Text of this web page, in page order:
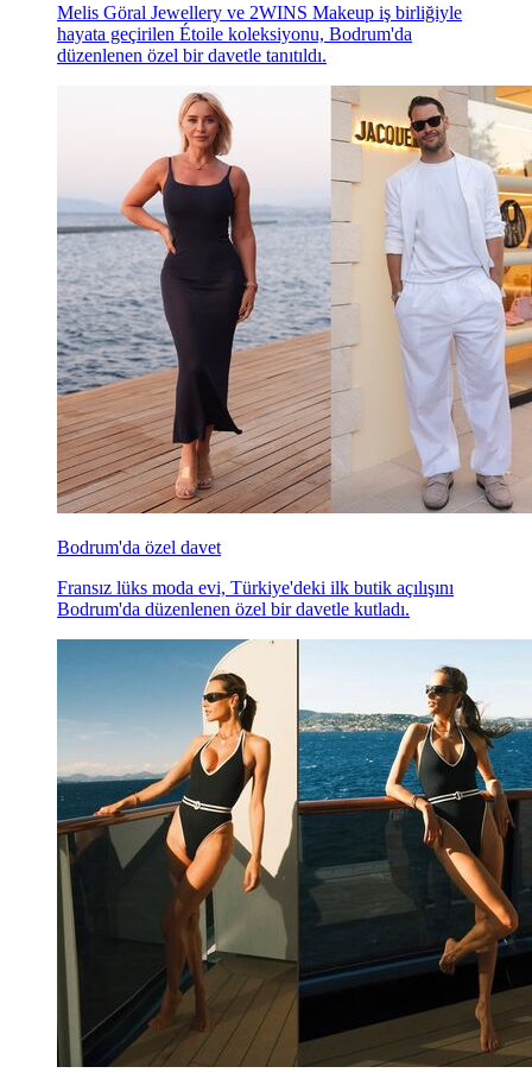
Melis Göral Jewellery ve 2WINS Makeup iş birliğiyle
hayata geçirilen Étoile koleksiyonu, Bodrum'da
düzenlenen özel bir davetle tanıtıldı.
Bodrum'da özel davet
Fransız lüks moda evi, Türkiye'deki ilk butik açılışını
Bodrum'da düzenlenen özel bir davetle kutladı.